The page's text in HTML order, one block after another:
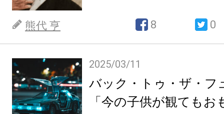
熊代 亨 8 0
2025/03/11
バック・トゥ・ザ・フ
「今の子供が観ても